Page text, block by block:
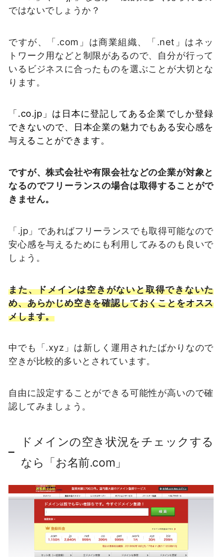
ではないでしょうか？
ですが、「.com」は商業組織、「.net」はネッ
トワーク用などと制限があるので、自分が行って
いるビジネスに合ったものを選ぶことが大切とな
ります。
「.co.jp」は日本に登記してある企業でしか登録
できないので、日本企業の魅力でもある安心感を
与えることができます。
ですが、株式会社や有限会社などの企業が対象と
なるのでフリーランスの場合は取得することがで
きません。
「.jp」であればフリーランスでも取得可能なので
安心感を与えるためにも利用してみるのも良いで
しょう。
また、ドメインは空きがないと取得できないた
め、あらかじめ空きを確認しておくことをオスス
メします。
中でも「.xyz」は新しく運用されたばかりなので
空きが比較的多いとされています。
自由に設定することができる可能性が高いので確
認してみましょう。
ドメインの空き状況をチェックする
なら「お名前.com」